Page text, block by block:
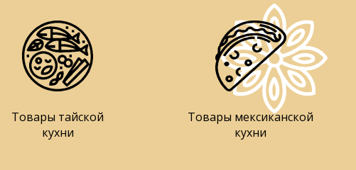
Товары тайской
кухни
Товары мексиканской
кухни